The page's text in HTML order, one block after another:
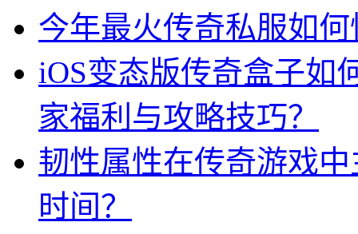
今年最火传奇私服如
iOS变态版传奇盒子如
家福利与攻略技巧？
韧性属性在传奇游戏
时间？